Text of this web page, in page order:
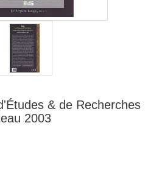
& de Recherches
2003